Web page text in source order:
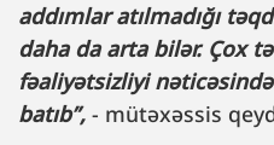
addımlar atılmadığı
daha da arta bilər. Çox
fəaliyətsizliyi
batıb”, - mütəxəssis